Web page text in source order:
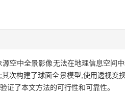
源空中全景影像无法在地理信息空间
次构建了球面全景模型,使用透视变
证了本文方法的可行性和可靠性。